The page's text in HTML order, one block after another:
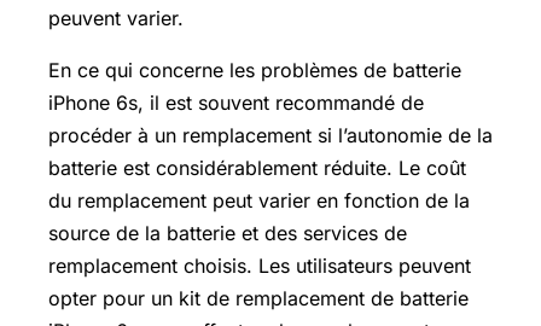
peuvent varier.
En ce qui concerne les problèmes de batterie
iPhone 6s, il est souvent recommandé de
procéder à un remplacement si l’autonomie de la
batterie est considérablement réduite. Le coût
du remplacement peut varier en fonction de la
source de la batterie et des services de
remplacement choisis. Les utilisateurs peuvent
opter pour un kit de remplacement de batterie